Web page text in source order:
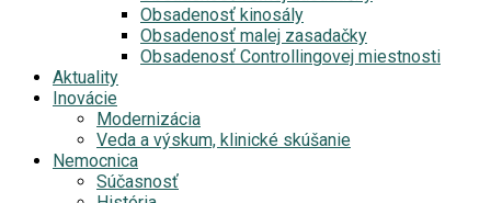
Obsadenosť kinosály
Obsadenosť malej zasadačky
Obsadenosť Controllingovej miestnosti
Aktuality
Inovácie
Modernizácia
Veda a výskum, klinické skúšanie
Nemocnica
Súčasnosť